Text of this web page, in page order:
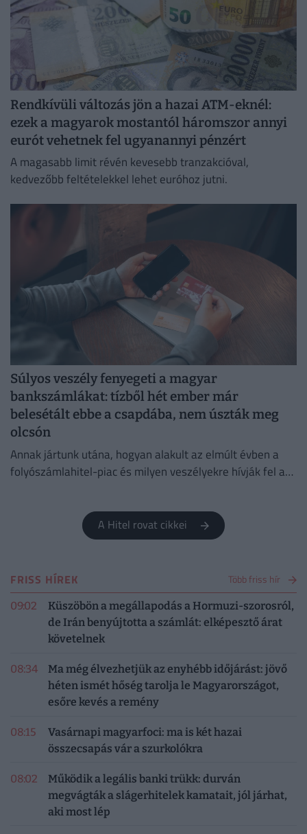
Rendkívüli változás jön a hazai ATM-eknél:
ezek a magyarok mostantól háromszor annyi
eurót vehetnek fel ugyanannyi pénzért
A magasabb limit révén kevesebb tranzakcióval,
kedvezőbb feltételekkel lehet euróhoz jutni.
Súlyos veszély fenyegeti a magyar
bankszámlákat: tízből hét ember már
belesétált ebbe a csapdába, nem úszták meg
olcsón
Annak jártunk utána, hogyan alakult az elmúlt évben a
folyószámlahitel-piac és milyen veszélyekre hívják fel a
A Hitel rovat cikkei
FRISS HÍREK Több friss hír
09:02
Küszöbön a megállapodás a Hormuzi-szorosról,
de Irán benyújtotta a számlát: elképesztő árat
követelnek
08:34
Ma még élvezhetjük az enyhébb időjárást: jövő
héten ismét hőség tarolja le Magyarországot,
esőre kevés a remény
08:15
Vasárnapi magyarfoci: ma is két hazai
összecsapás vár a szurkolókra
08:02
Működik a legális banki trükk: durván
megvágták a slágerhitelek kamatait, jól járhat,
aki most lép